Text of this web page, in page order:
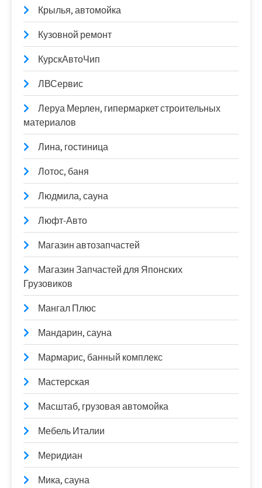
Крылья, автомойка
Кузовной ремонт
КурскАвтоЧип
ЛВСервис
Леруа Мерлен, гипермаркет строительных
материалов
Лина, гостиница
Лотос, баня
Людмила, сауна
Люфт-Авто
Магазин автозапчастей
Магазин Запчастей для Японских
Грузовиков
Мангал Плюс
Мандарин, сауна
Мармарис, банный комплекс
Мастерская
Масштаб, грузовая автомойка
Мебель Италии
Меридиан
Мика, сауна